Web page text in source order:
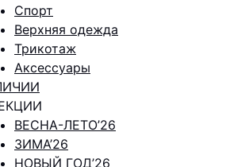
Спорт
Верхняя одежда
Трикотаж
Аксессуары
ВЕСНА-ЛЕТО’26
ЗИМА’26
НОВЫЙ ГОД’26